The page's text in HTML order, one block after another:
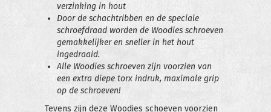
verzinking in hout
Door de schachtribben en de speciale
schroefdraad worden de Woodies schroeven
gemakkelijker en sneller in het hout
ingedraaid.
Alle Woodies schroeven zijn voorzien van
een extra diepe torx indruk, maximale grip
op de schroeven!
Tevens zijn deze Woodies schoeven voorzien